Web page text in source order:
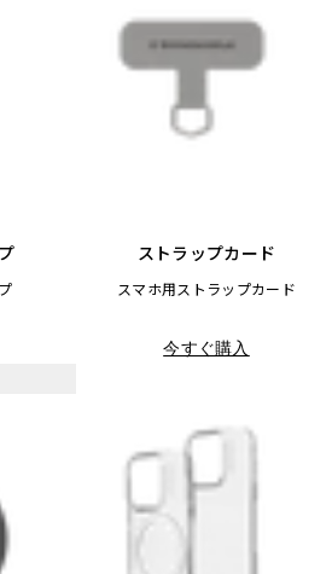
ストラップカード
スマホ用ストラップカード
今すぐ購入